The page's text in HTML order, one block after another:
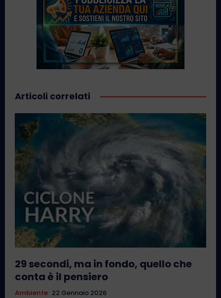
Articoli correlati
29 secondi, ma in fondo, quello che
conta è il pensiero
Ambiente 22 Gennaio 2026